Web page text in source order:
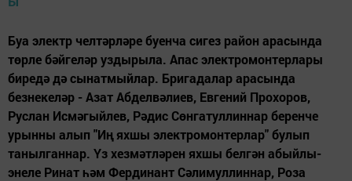
Буа электр челтәрләре буенча сигез район арасында
төрле бәйгеләр уздырыла. Апас электромонтерлары
биредә дә сынатмыйлар. Бригадалар арасында
безнекеләр - Азат Абделвәлиев, Евгений Прохоров,
Руслан Исмәгыйлев, Рәдис Сөнгатуллиннар беренче
урынны алып "Иң яхшы электромонтерлар" булып
танылганнар. Үз хезмәтләрен яхшы белгән абыйлы-
энеле Ринат һәм Фердинант Сәлимуллиннар, Роза